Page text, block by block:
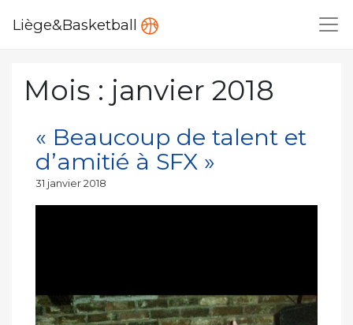
Liège&Basketball
Mois : janvier 2018
« Beaucoup de talent et
d’amitié à SFX »
Publié
31 janvier 2018